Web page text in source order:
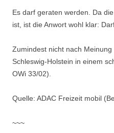
Es darf geraten werden. Da
ist, ist die Anwort wohl klar:
Zumindest nicht nach
Schleswig-Holstein in einem
OWi 33/02).
Quelle: ADAC Freizeit mobil
~~~